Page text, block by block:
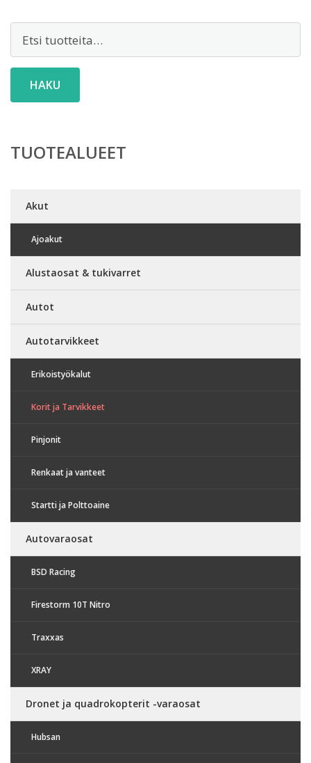
HAKU
TUOTEALUEET
Akut
Ajoakut
Alustaosat & tukivarret
Autot
Autotarvikkeet
Erikoistyökalut
Korit ja Tarvikkeet
Pinjonit
Renkaat ja vanteet
Startti ja Polttoaine
Autovaraosat
BSD Racing
Firestorm 10T Nitro
Traxxas
XRAY
Dronet ja quadrokopterit -varaosat
Hubsan